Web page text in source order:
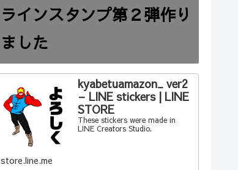
ラインスタンプ第２弾作り
ました
kyabetuamazon_ ver2
– LINE stickers | LINE
STORE
These stickers were made in
LINE Creators Studio.
store.line.me